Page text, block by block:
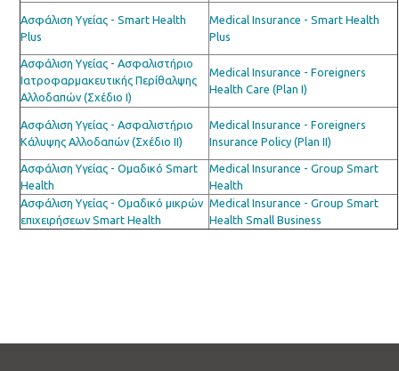
Ασφάλιση Υγείας - Smart Health
Plus
Medical Insurance - Smart Health
Plus
Ασφάλιση Υγείας - Ασφαλιστήριο
Ιατροφαρμακευτικής Περίθαλψης
Αλλοδαπών (Σχέδιο I)
Medical Insurance - Foreigners
Health Care (Plan I)
Ασφάλιση Υγείας - Ασφαλιστήριο
Κάλυψης Αλλοδαπών (Σχέδιο ΙΙ)
Medical Insurance - Foreigners
Insurance Policy (Plan II)
Ασφάλιση Υγείας - Ομαδικό Smart
Health
Medical Insurance - Group Smart
Health
Ασφάλιση Υγείας - Ομαδικό μικρών
επιχειρήσεων Smart Health
Medical Insurance - Group Smart
Health Small Business